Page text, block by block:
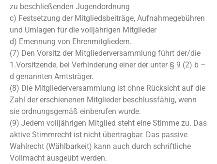
zu beschließenden Jugendordnung
c) Festsetzung der Mitgliedsbeiträge, Aufnahmegebühren
und Umlagen für die volljährigen Mitglieder
d) Ernennung von Ehrenmitgliedern.
(7) Den Vorsitz der Mitgliederversammlung führt der/die
1.Vorsitzende, bei Verhinderung einer der unter § 9 (2) b –
d genannten Amtsträger.
(8) Die Mitgliederversammlung ist ohne Rücksicht auf die
Zahl der erschienenen Mitglieder beschlussfähig, wenn
sie ordnungsgemäß einberufen wurde.
(9) Jedem volljährigen Mitglied steht eine Stimme zu. Das
aktive Stimmrecht ist nicht übertragbar. Das passive
Wahlrecht (Wählbarkeit) kann auch durch schriftliche
Vollmacht ausgeübt werden.